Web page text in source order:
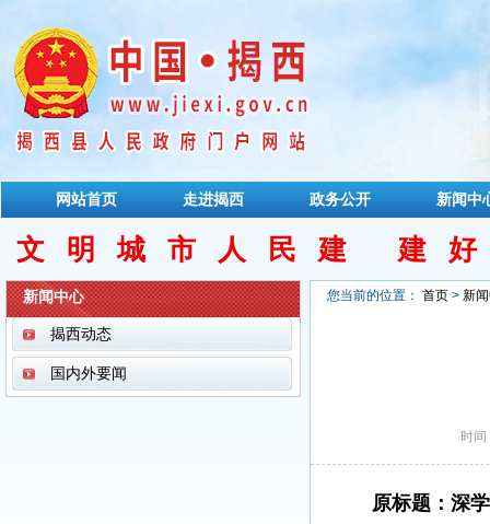
网站首页 走进揭西 政务公开 新闻中
文明城市人民建 建
新闻中心
揭西动态
国内外要闻
您当前的位置： 首页 > 新
时
原标题：深学